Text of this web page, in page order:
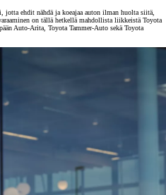
jotta ehdit nähdä ja koeajaa auton ilman huolta siitä,
on tällä hetkellä mahdollista liikkeistä Toyota
Auto-Arita, Toyota Tammer-Auto sekä Toyota